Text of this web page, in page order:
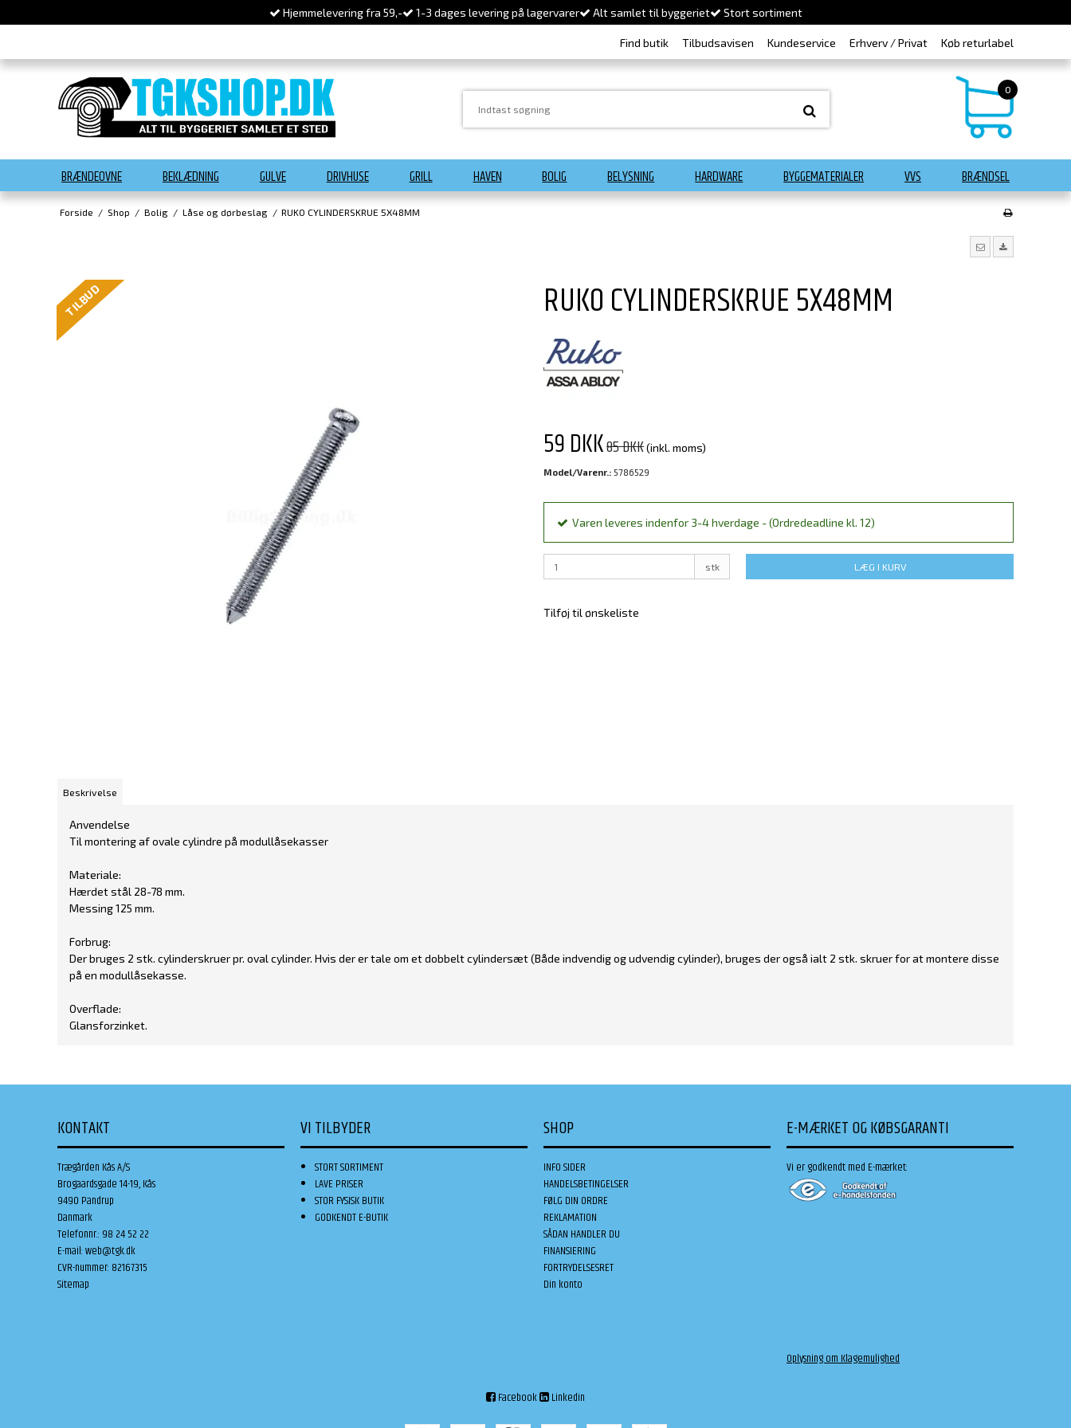
Hjemmelevering fra 59,- 1-3 dages levering på lagervarer Alt samlet til byggeriet Stort sortiment
Find butik Tilbudsavisen Kundeservice Erhverv / Privat Køb returlabel
0
BRÆNDEOVNE BEKLÆDNING GULVE DRIVHUSE GRILL HAVEN BOLIG BELYSNING HARDWARE BYGGEMATERIALER VVS BRÆNDSEL
Forside / Shop / Bolig / Låse og dørbeslag / RUKO CYLINDERSKRUE 5X48MM
TILBUD RUKO CYLINDERSKRUE 5X48MM
59 DKK85 DKK(inkl. moms)
Model/Varenr.: 5786529
Varen leveres indenfor 3-4 hverdage - (Ordredeadline kl. 12)
stk LÆG I KURV
Tilføj til ønskeliste
Beskrivelse
Anvendelse
Til montering af ovale cylindre på modullåsekasser
Materiale:
Hærdet stål 28-78 mm.
Messing 125 mm.
Forbrug:
Der bruges 2 stk. cylinderskruer pr. oval cylinder. Hvis der er tale om et dobbelt cylindersæt (Både indvendig og udvendig cylinder), bruges der også ialt 2 stk. skruer for at montere disse
på en modullåsekasse.
Overflade:
Glansforzinket.
KONTAKT
Trægården Kås A/S
Brogaardsgade 14-19, Kås
9490 Pandrup
Danmark
Telefonnr.: 98 24 52 22
E-mail:web@tgk.dk
CVR-nummer: 82167315
Sitemap
VI TILBYDER
STORT SORTIMENT
LAVE PRISER
STOR FYSISK BUTIK
GODKENDT E-BUTIK
SHOP
INFO SIDER
HANDELSBETINGELSER
FØLG DIN ORDRE
REKLAMATION
SÅDAN HANDLER DU
FINANSIERING
FORTRYDELSESRET
Din konto
E-MÆRKET OG KØBSGARANTI
Vi er godkendt med E-mærket:
Oplysning om Klagemulighed
Facebook Linkedin